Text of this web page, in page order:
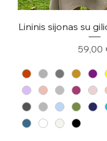
Lininis sijonas su
Kaina
59,00